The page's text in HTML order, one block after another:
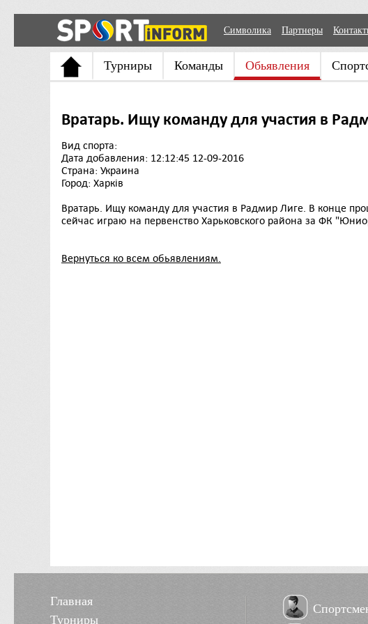
Символика Партнеры
Турниры Команды Обьявления
Вратарь. Ищу команду для участия в
Вид спорта:
Дата добавления: 12:12:45 12-09-2016
Страна: Украина
Город: Харків
Вратарь. Ищу команду для участия в Радмир Лиге. В конце
сейчас играю на первенство Харьковского района за ФК
Вернуться ко всем обьявлениям.
Главная
Турниры